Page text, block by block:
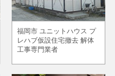
福岡市 ユニットハウス プ
レハブ仮設住宅撤去 解体
工事専門業者